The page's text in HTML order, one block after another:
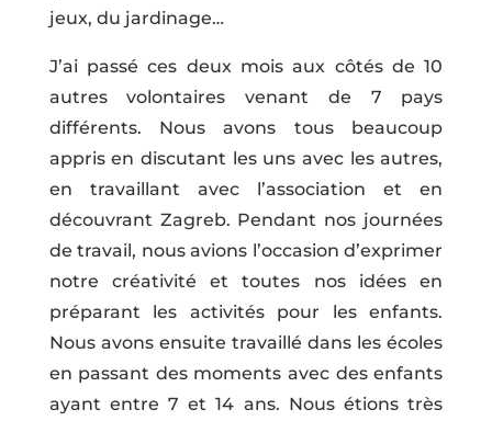
jeux, du jardinage…
J’ai passé ces deux mois aux côtés de 10
autres volontaires venant de 7 pays
différents. Nous avons tous beaucoup
appris en discutant les uns avec les autres,
en travaillant avec l’association et en
découvrant Zagreb. Pendant nos journées
de travail, nous avions l’occasion d’exprimer
notre créativité et toutes nos idées en
préparant les activités pour les enfants.
Nous avons ensuite travaillé dans les écoles
en passant des moments avec des enfants
ayant entre 7 et 14 ans. Nous étions très